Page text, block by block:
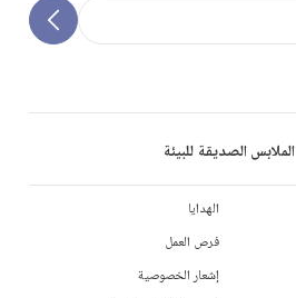
الملابس الصديقة للبيئة
الهدايا
فرص العمل
إشعار الخصوصية